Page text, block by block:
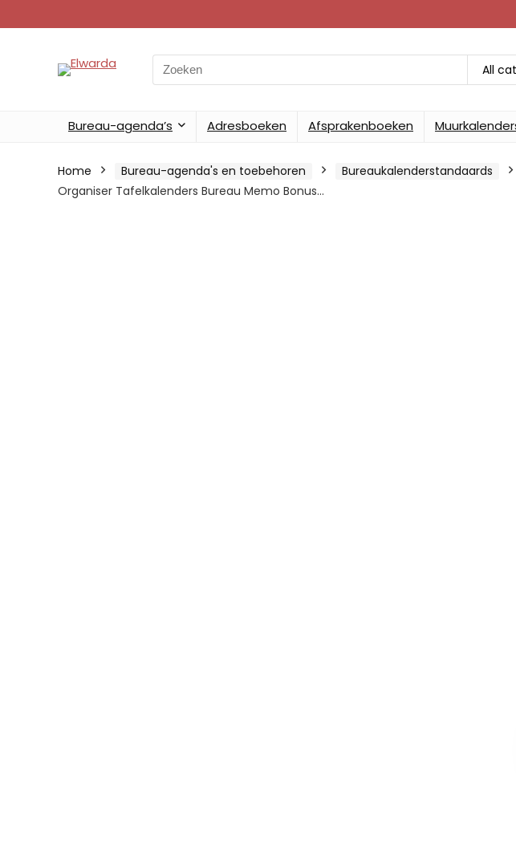
Search
for:
All
Bureau-agenda’s Adresboeken Afsprakenboeken
Home Bureau-agenda's en toebehoren Bureaukalenderstandaards
Organiser Tafelkalenders Bureau Memo Bonus…